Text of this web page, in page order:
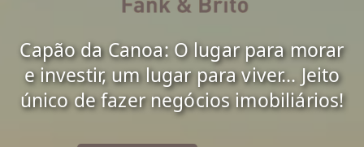
Capão da Canoa: O lugar para morar
e investir, um lugar para viver... Jeito
único de fazer negócios imobiliários!